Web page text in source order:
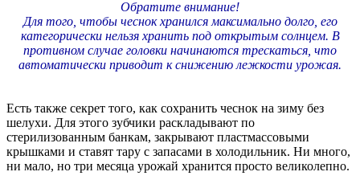
Обратите внимание!
Для того, чтобы чеснок хранился максимально долго, его
категорически нельзя хранить под открытым солнцем. В
противном случае головки начинаются трескаться, что
автоматически приводит к снижению лежкости урожая.
Есть также секрет того, как сохранить чеснок на зиму без
шелухи. Для этого зубчики раскладывают по
стерилизованным банкам, закрывают пластмассовыми
крышками и ставят тару с запасами в холодильник. Ни много,
ни мало, но три месяца урожай хранится просто великолепно.